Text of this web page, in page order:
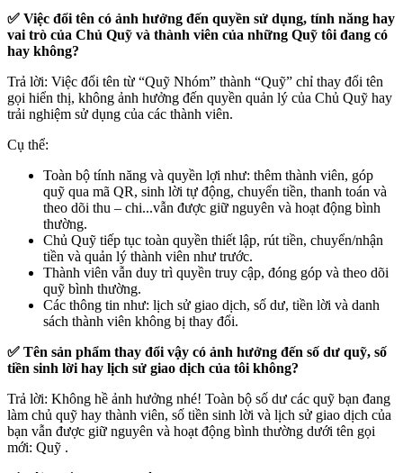
✅ Việc đổi tên có ảnh hưởng đến quyền sử dụng, tính năng hay
vai trò của Chủ Quỹ và thành viên của những Quỹ tôi đang có
hay không?
Trả lời: Việc đổi tên từ “Quỹ Nhóm” thành “Quỹ” chỉ thay đổi tên
gọi hiển thị, không ảnh hưởng đến quyền quản lý của Chủ Quỹ hay
trải nghiệm sử dụng của các thành viên.
Cụ thể:
Toàn bộ tính năng và quyền lợi như: thêm thành viên, góp
quỹ qua mã QR, sinh lời tự động, chuyển tiền, thanh toán và
theo dõi thu – chi...vẫn được giữ nguyên và hoạt động bình
thường.
Chủ Quỹ tiếp tục toàn quyền thiết lập, rút tiền, chuyển/nhận
tiền và quản lý thành viên như trước.
Thành viên vẫn duy trì quyền truy cập, đóng góp và theo dõi
quỹ bình thường.
Các thông tin như: lịch sử giao dịch, số dư, tiền lời và danh
sách thành viên không bị thay đổi.
✅ Tên sản phẩm thay đổi vậy có ảnh hưởng đến số dư quỹ, số
tiền sinh lời hay lịch sử giao dịch của tôi không?
Trả lời: Không hề ảnh hưởng nhé! Toàn bộ số dư các quỹ bạn đang
làm chủ quỹ hay thành viên, số tiền sinh lời và lịch sử giao dịch của
bạn vẫn được giữ nguyên và hoạt động bình thường dưới tên gọi
mới: Quỹ .